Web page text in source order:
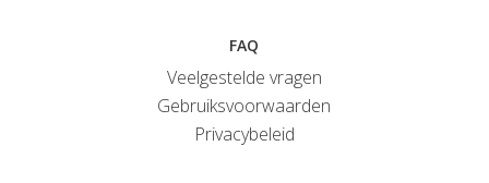
FAQ
Veelgestelde vragen
Gebruiksvoorwaarden
Privacybeleid